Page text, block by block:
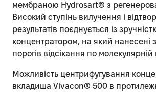
мембраною Hydrosart® з
Високий ступінь вилучення і
результатів поєднується із
концентратором, на який нанесені
порогів відсікання по молекулярній
Можливість центрифугування
вкладиша Vivacon® 500 в